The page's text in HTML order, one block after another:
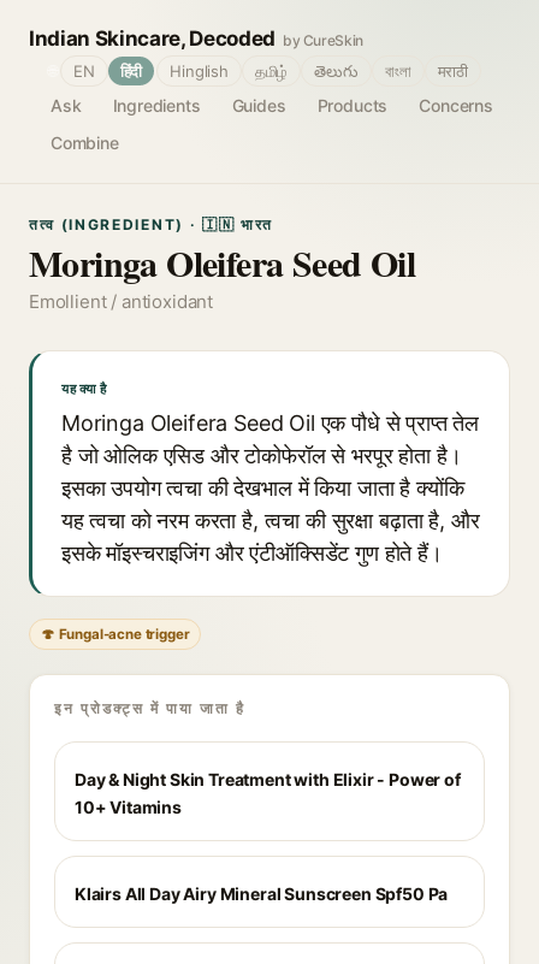
Indian Skincare, Decoded by CureSkin
Ask Ingredients Guides Products
Concerns
Combine
EN हिंदी Hinglish தமிழ் తెలుగు বাংলা मराठी
तत्व (INGREDIENT) · 🇮🇳 भारत
Moringa Oleifera Seed Oil
Emollient / antioxidant
यह क्या है
Moringa Oleifera Seed Oil एक पौधे से प्राप्त तेल
है जो ओलिक एसिड और टोकोफेरॉल से भरपूर होता है।
इसका उपयोग त्वचा की देखभाल में किया जाता है क्योंकि
यह त्वचा को नरम करता है, त्वचा की सुरक्षा बढ़ाता है, और
इसके मॉइस्चराइजिंग और एंटीऑक्सिडेंट गुण होते हैं।
🍄 Fungal-acne trigger
इन प्रोडक्ट्स में पाया जाता है
Day & Night Skin Treatment with Elixir - Power of
10+ Vitamins
Klairs All Day Airy Mineral Sunscreen Spf50 Pa